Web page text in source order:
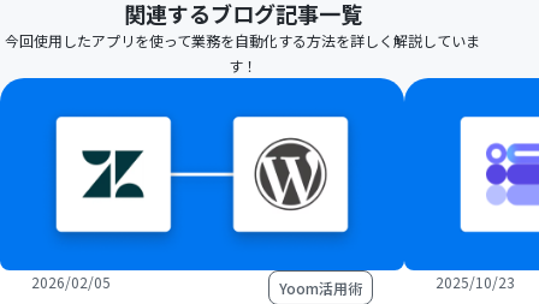
関連するブログ記事一覧
今回使用したアプリを使って業務を自動化する方法を詳しく解説していま
す！
2026/02/05 Yoom活用術 2025/10/23